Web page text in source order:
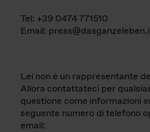
Tel: +39 0474 771510
Email:
Lei non è un rappresentante
Allora contattateci per
questione come informazioni
seguente numero di telefono
email: